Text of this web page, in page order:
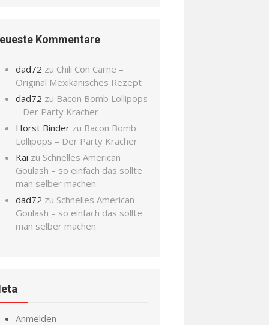
Kommentare
dad72 zu Chili Con Carne –
Original Mexikanisches Rezept
dad72 zu Bacon Bomb Lollipops
– Der Party Kracher
Horst Binder zu Bacon Bomb
Lollipops – Der Party Kracher
Kai zu Schnelles American
Goulash – so einfach das sollte
man selber machen
dad72 zu Schnelles American
Goulash – so einfach das sollte
man selber machen
Anmelden